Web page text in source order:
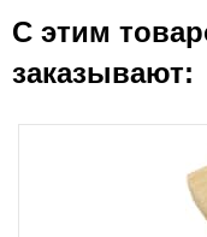
С этим
заказывают: